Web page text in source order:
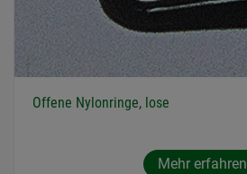
Offene Nylonringe, lose
Mehr erfahren